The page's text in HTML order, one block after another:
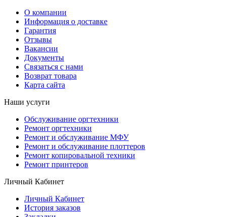
О компании
Информация о доставке
Гарантия
Отзывы
Вакансии
Документы
Связаться с нами
Возврат товара
Карта сайта
Наши услуги
Обслуживание оргтехники
Ремонт оргтехники
Ремонт и обслуживание МФУ
Ремонт и обслуживание плоттеров
Ремонт копировальной техники
Ремонт принтеров
Личный Кабинет
Личный Кабинет
История заказов